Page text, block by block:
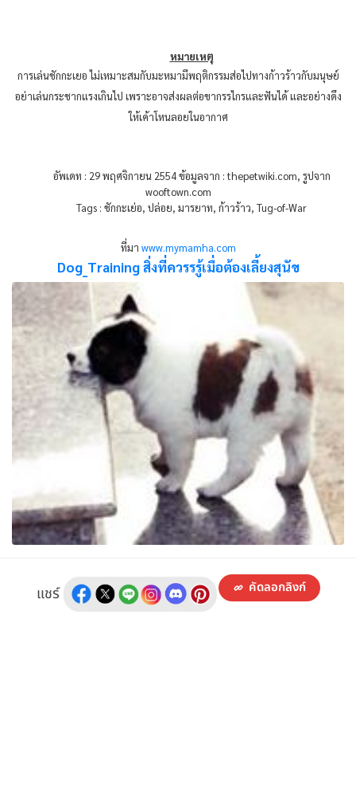
หมายเหตุ
การเล่นชักกะเยอ ไม่เหมาะสมกับมะหมามีพฤติกรรมส่อไปทางก้าวร้าวกับมนุษย์
อย่าเล่นกระชากแรงเกินไป เพราะอาจส่งผลต่อขากรรไกรและฟันได้ และอย่างดึง
ให้เค้าโหนลอยในอากาศ
อัพเดท : 29 พฤศจิกายน 2554 ข้อมูลจาก : thepetwiki.com, รูปจาก
wooftown.com
Tags : ชักกะเย่อ, ปล่อย, มารยาท, ก้าวร้าว, Tug-of-War
ที่มา www.mymamha.com
Dog_Training สิ่งที่ควรรรู้เมื่อต้องเลี้ยงสุนัข
แชร์ คัดลอกลิงก์